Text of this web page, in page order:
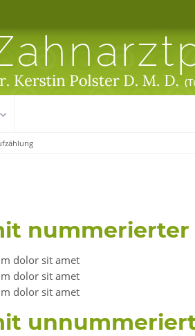
nummerierter
dolor sit amet
dolor sit amet
dolor sit amet